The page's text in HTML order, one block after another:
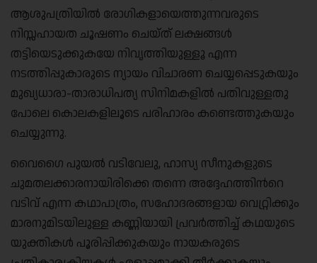
ആശുപത്രിയില്‍ രോഗികളായെത്തുന്നവരുടെ
നിസ്സഹായത ചൂഷണം ചെയ്ത് ലക്ഷങ്ങള്‍
തട്ടിയെടുക്കുകയേ നിവൃത്തിയുള്ളൂ എന്ന
നടത്തിപ്പുകാരുടെ ന്യായം വിചാരണ ചെയ്യപ്പെടുകയും
മുഖ്യധാരാ-താരാധിപത്യ സിനിമകളില്‍ പതിവുള്ളതു
പോലെ കൊലകളിലൂടെ പരിഹാരം കണ്ടെത്തുകയും
ചെയ്യുന്നു.
വൈഗൈ പുയല്‍ വടിവേലു, ഹാസ്യ സീനുകളുടെ
ചുമതലക്കാരനായിരിക്കെ തന്നെ അദ്ദേഹത്തിന്‍റെ
വടിവ് എന്ന കഥാപാത്രം, സഹോദരങ്ങളായ വെറ്റ്രിക്കും
മാരനുമിടയിലുള്ള കണ്ണിയായി പ്രവര്‍ത്തിച്ച് കഥയുടെ
യുക്തികള്‍ പൂരിപ്പിക്കുകയും നായകരുടെ